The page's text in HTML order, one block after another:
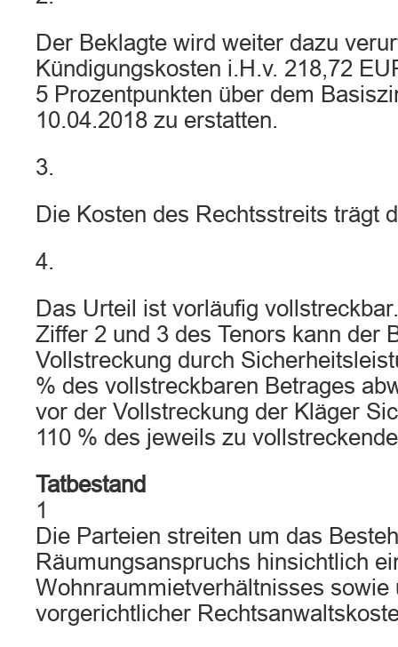
Der Beklagte wird weiter dazu
Kündigungskosten i.H.v. 218,72
5 Prozentpunkten über dem
10.04.2018 zu erstatten.
3.
Die Kosten des Rechtsstreits trägt
4.
Das Urteil ist vorläufig
Ziffer 2 und 3 des Tenors kann der
Vollstreckung durch
% des vollstreckbaren Betrages
vor der Vollstreckung der Kläger
110 % des jeweils zu
Tatbestand
1
Die Parteien streiten um das
Räumungsanspruchs hinsichtlich
Wohnraummietverhältnisses sowie
vorgerichtlicher